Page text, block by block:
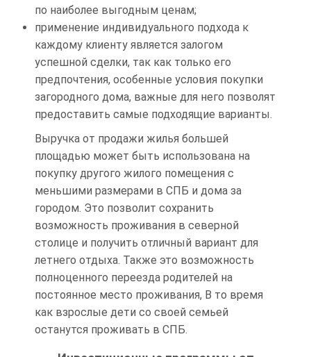
по наиболее выгодным ценам;
применение индивидуального подхода к
каждому клиенту является залогом
успешной сделки, так как только его
предпочтения, особенные условия покупки
загородного дома, важные для него позволят
предоставить самые подходящие варианты.
Выручка от продажи жилья большей
площадью может быть использована на
покупку другого жилого помещения с
меньшими размерами в СПБ и дома за
городом. Это позволит сохранить
возможность проживания в северной
столице и получить отличный вариант для
летнего отдыха. Также это возможность
полноценного переезда родителей на
постоянное место проживания, В то время
как взрослые дети со своей семьей
останутся проживать в СПБ.